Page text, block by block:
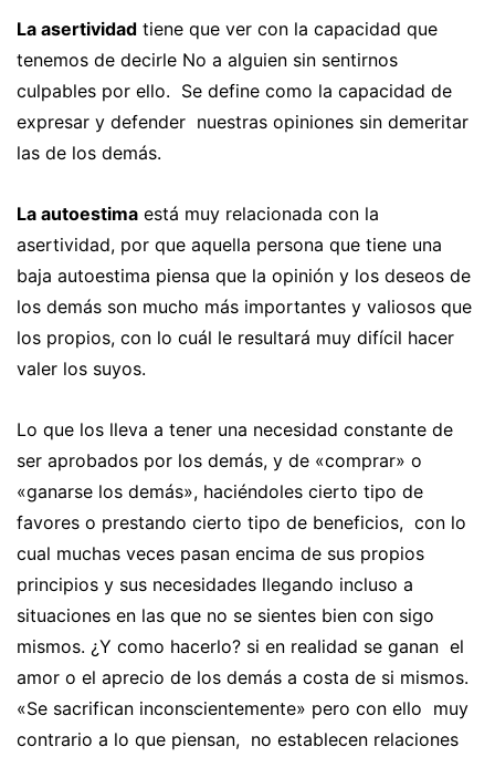
La asertividad tiene que ver con la capacidad que
tenemos de decirle No a alguien sin sentirnos
culpables por ello. Se define como la capacidad de
expresar y defender nuestras opiniones sin demeritar
las de los demás.
La autoestima está muy relacionada con la
asertividad, por que aquella persona que tiene una
baja autoestima piensa que la opinión y los deseos de
los demás son mucho más importantes y valiosos que
los propios, con lo cuál le resultará muy difícil hacer
valer los suyos.
Lo que los lleva a tener una necesidad constante de
ser aprobados por los demás, y de «comprar» o
«ganarse los demás», haciéndoles cierto tipo de
favores o prestando cierto tipo de beneficios, con lo
cual muchas veces pasan encima de sus propios
principios y sus necesidades llegando incluso a
situaciones en las que no se sientes bien con sigo
mismos. ¿Y como hacerlo? si en realidad se ganan el
amor o el aprecio de los demás a costa de si mismos.
«Se sacrifican inconscientemente» pero con ello muy
contrario a lo que piensan, no establecen relaciones